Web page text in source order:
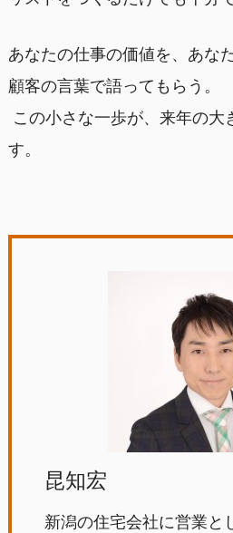
あなたの仕事の価値を、あな
顧客の言葉で語ってもらう。
この小さな一歩が、来年の大
す。
昆知宏
新潟の住宅会社に営業と